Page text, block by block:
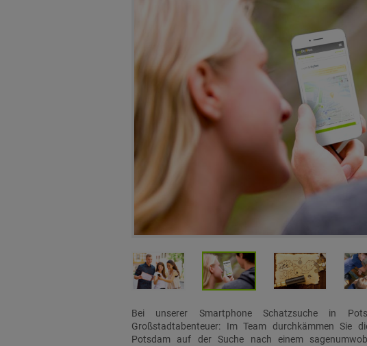
Bei unserer Smartphone Schatzsuche in
Großstadtabenteuer: Im Team durchkämmen Sie
Potsdam auf der Suche nach einem